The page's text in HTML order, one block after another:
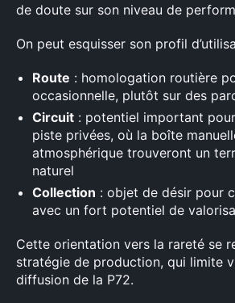
de doute sur son niveau de
On peut esquisser son profil
Route : homologation routière
occasionnelle, plutôt sur des
Circuit : potentiel important
piste privées, où la boîte
atmosphérique trouveront un
naturel
Collection : objet de désir pour
avec un fort potentiel de
Cette orientation vers la rareté se
stratégie de production, qui limite
diffusion de la P72.
Rechercher
: